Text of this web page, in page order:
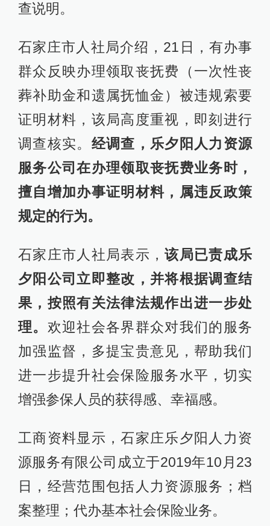
查说明。
石家庄市人社局介绍，21日，有办事
群众反映办理领取丧抚费（一次性丧
葬补助金和遗属抚恤金）被违规索要
证明材料，该局高度重视，即刻进行
调查核实。 经调查，乐夕阳人力资源
服务公司在办理领取丧抚费业务时，
擅自增加办事证明材料，属违反政策
规定的行为。
石家庄市人社局表示，该局已责成乐
夕阳公司立即整改，并将根据调查结
果，按照有关法律法规作出进一步处
理。 欢迎社会各界群众对我们的服务
加强监督，多提宝贵意见，帮助我们
进一步提升社会保险服务水平，切实
增强参保人员的获得感、幸福感。
工商资料显示，石家庄乐夕阳人力资
源服务有限公司成立于2019年10月23
日，经营范围包括人力资源服务；档
案整理；代办基本社会保险业务。